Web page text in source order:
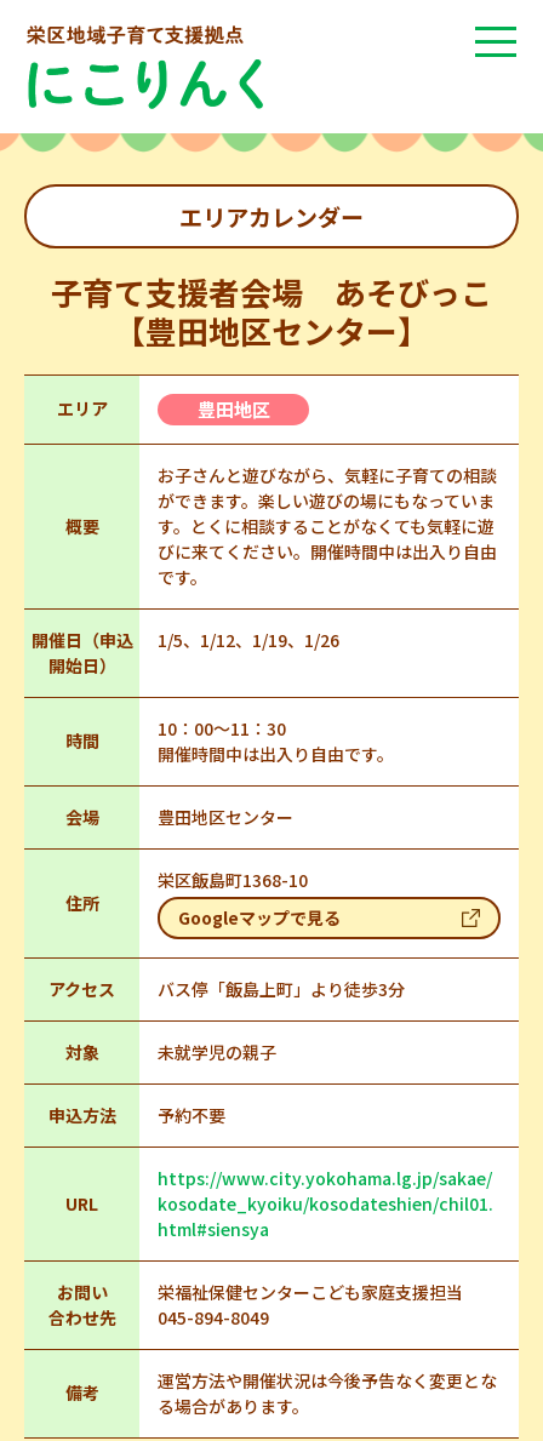
エリアカレンダー
子育て支援者会場 あそびっこ
【豊田地区センター】
エリア 豊田地区
概要
お子さんと遊びながら、気軽に子育ての相談
ができます。楽しい遊びの場にもなっていま
す。とくに相談することがなくても気軽に遊
びに来てください。開催時間中は出入り自由
です。
開催日（申込
開始日）
1/5、1/12、1/19、1/26
時間
10：00～11：30
開催時間中は出入り自由です。
会場 豊田地区センター
住所
栄区飯島町1368-10
Googleマップで見る
アクセス バス停「飯島上町」より徒歩3分
対象 未就学児の親子
申込方法 予約不要
URL
https://www.city.yokohama.lg.jp/sakae/
kosodate_kyoiku/kosodateshien/chil01.
html#siensya
お問い
合わせ先
栄福祉保健センターこども家庭支援担当
045-894-8049
備考
運営方法や開催状況は今後予告なく変更とな
る場合があります。